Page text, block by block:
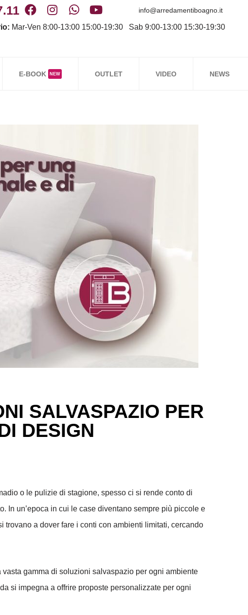
info@arredamentiboagno.it
Mar-Ven 8:00-13:00 15:00-19:30 Sab 9:00-13:00 15:30-19:30
E-BOOK NEW OUTLET VIDEO NEWS
SALVASPAZIO PER
DESIGN
o le pulizie di stagione, spesso ci si rende conto di
In un’epoca in cui le case diventano sempre più piccole e
trovano a dover fare i conti con ambienti limitati, cercando
vasta gamma di soluzioni salvaspazio per ogni ambiente
si impegna a offrire proposte personalizzate per ogni